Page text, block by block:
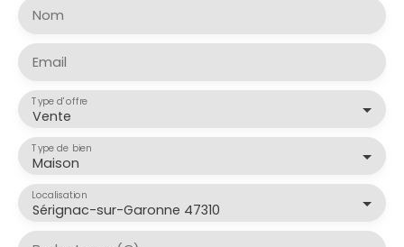
Nom
Email
Vente
Type d'offre
Maison
Type de bien
Sérignac-sur-Garonne 47310
Localisation